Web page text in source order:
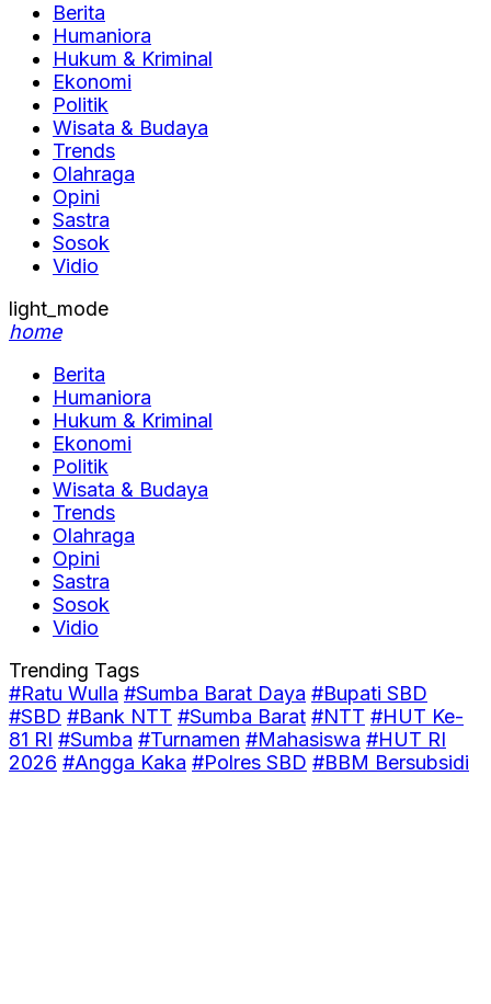
Berita
Humaniora
Hukum & Kriminal
Ekonomi
Politik
Wisata & Budaya
Trends
Olahraga
Opini
Sastra
Sosok
Vidio
light_mode
home
Berita
Humaniora
Hukum & Kriminal
Ekonomi
Politik
Wisata & Budaya
Trends
Olahraga
Opini
Sastra
Sosok
Vidio
Trending Tags
#Ratu Wulla #Sumba Barat Daya #Bupati SBD
#SBD #Bank NTT #Sumba Barat #NTT #HUT Ke-
81 RI #Sumba #Turnamen #Mahasiswa #HUT RI
2026 #Angga Kaka #Polres SBD #BBM Bersubsidi